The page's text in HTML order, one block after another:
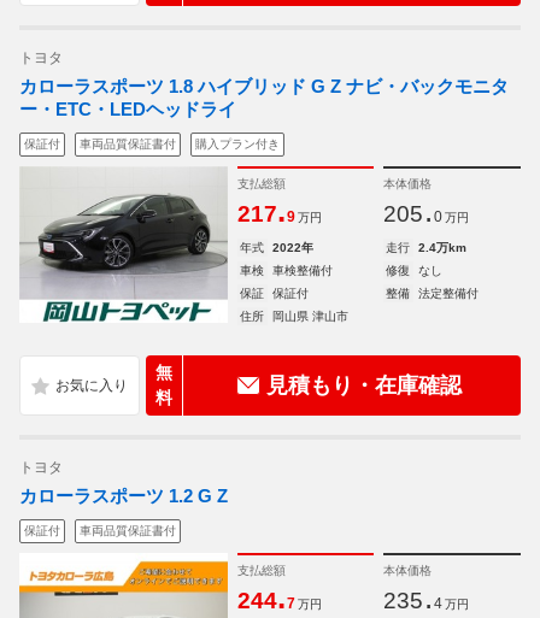
トヨタ
カローラスポーツ 1.8 ハイブリッド G Z ナビ・バックモニタ
ー・ETC・LEDヘッドライ
保証付 車両品質保証書付 購入プラン付き
支払総額
217.9 万円
本体価格
205. 0 万円
年式 2022年 走行
2.4万km
車検
車検整備付 修復
なし
保証
保証付 整備
法定整備付
住所
岡山県 津山市
無
料
見積もり・在庫確認
トヨタ
カローラスポーツ 1.2 G Z
保証付 車両品質保証書付
支払総額
244.7 万円
本体価格
235. 4 万円